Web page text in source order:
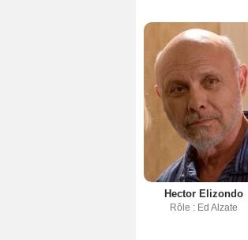
Hector Elizondo
Rôle : Ed Alzate